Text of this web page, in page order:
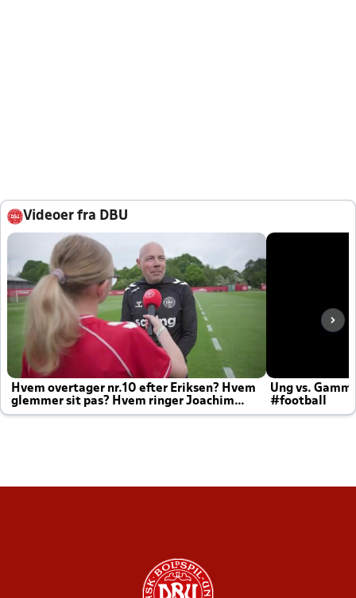
Videoer fra DBU
Hvem overtager nr.10 efter Eriksen? Hvem
glemmer sit pas? Hvem ringer Joachim
altid til efter kampe?
Ung vs.
#football